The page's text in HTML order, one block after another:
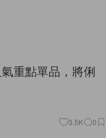
重點單品，將俐
3.5K 0